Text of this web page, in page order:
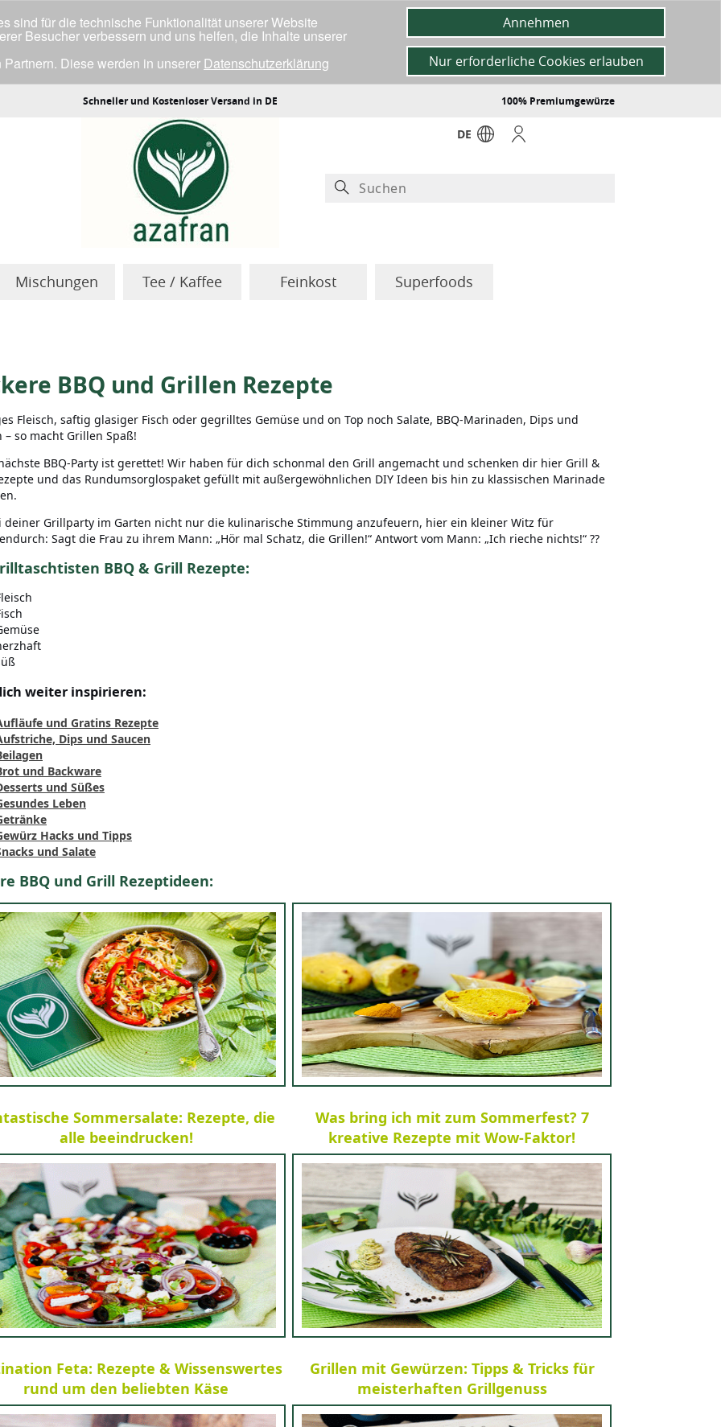
Schneller und Kostenloser Versand in DE 100% Premiumgewürze
DE
Mischungen Tee / Kaffee Feinkost Superfoods
BBQ und Grillen Rezepte
Fleisch, saftig glasiger Fisch oder gegrilltes Gemüse und on Top noch Salate, BBQ-Marinaden, Dips und
– so macht Grillen Spaß!
BBQ-Party ist gerettet! Wir haben für dich schonmal den Grill angemacht und schenken dir hier Grill &
und das Rundumsorglospaket gefüllt mit außergewöhnlichen DIY Ideen bis hin zu klassischen Marinade
deiner Grillparty im Garten nicht nur die kulinarische Stimmung anzufeuern, hier ein kleiner Witz für
Sagt die Frau zu ihrem Mann: „Hör mal Schatz, die Grillen!“ Antwort vom Mann: „Ich rieche nichts!“ ??
BBQ & Grill Rezepte:
weiter inspirieren:
und Gratins Rezepte
Dips und Saucen
und Backware
und Süßes
Leben
Hacks und Tipps
und Salate
BBQ und Grill Rezeptideen:
Sommersalate: Rezepte, die
alle beeindrucken!
Was bring ich mit zum Sommerfest? 7
kreative Rezepte mit Wow-Faktor!
Feta: Rezepte & Wissenswertes
rund um den beliebten Käse
Grillen mit Gewürzen: Tipps & Tricks für
meisterhaften Grillgenuss
sind für die technische Funktionalität unserer Website
Besucher verbessern und uns helfen, die Inhalte unserer
Diese werden in unserer Datenschutzerklärung
Cookies einverstanden bist.
Annehmen
Nur erforderliche Cookies erlauben